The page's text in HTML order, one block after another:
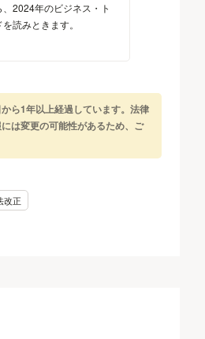
、2024年のビジネス・ト
読みときます。
ら1年以上経過しています。法律
は変更の可能性があるため、ご
改正